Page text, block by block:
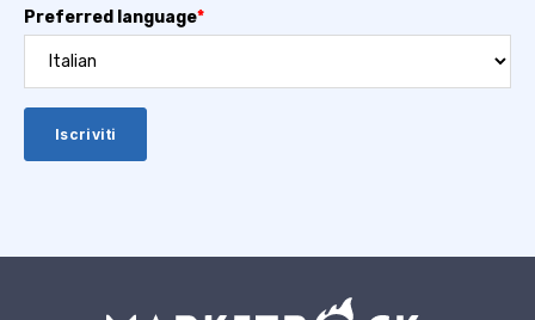
Preferred language*